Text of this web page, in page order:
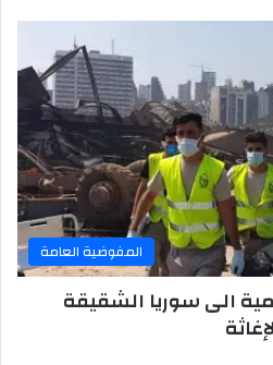
المفوضية العامة
الى سوريا الشقيقة